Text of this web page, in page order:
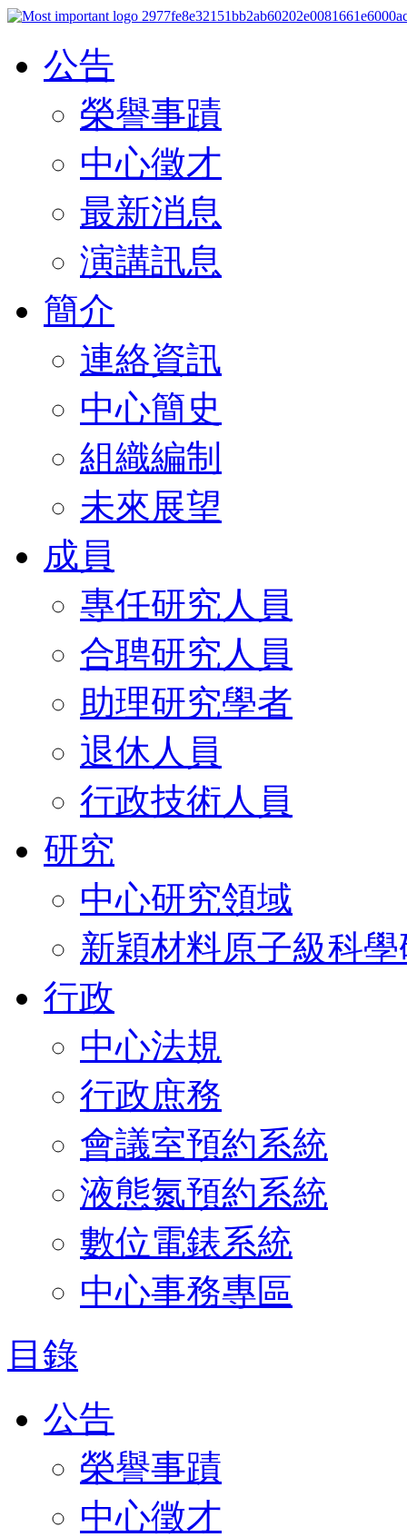
公告
榮譽事蹟
中心徵才
最新消息
演講訊息
簡介
連絡資訊
中心簡史
組織編制
未來展望
成員
專任研究人員
合聘研究人員
助理研究學者
退休人員
行政技術人員
研究
中心研究領域
新穎材料原子級科
行政
中心法規
行政庶務
會議室預約系統
液態氮預約系統
數位電錶系統
中心事務專區
目錄
公告
榮譽事蹟
中心徵才